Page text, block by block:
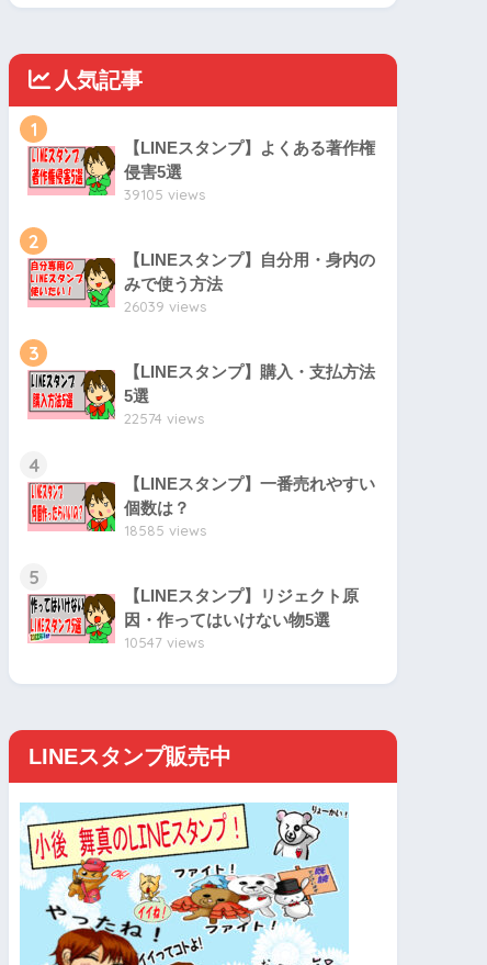
人気記事
1
【LINEスタンプ】よくある著作権
侵害5選
39105 views
2
【LINEスタンプ】自分用・身内の
みで使う方法
26039 views
3
【LINEスタンプ】購入・支払方法
5選
22574 views
4
【LINEスタンプ】一番売れやすい
個数は？
18585 views
5
【LINEスタンプ】リジェクト原
因・作ってはいけない物5選
10547 views
LINEスタンプ販売中